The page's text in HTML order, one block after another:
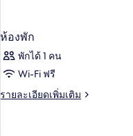
ห้องพัก
พักได้ 1 คน
Wi-Fi ฟรี
รายละเอียดเพิ่มเติม
ราย